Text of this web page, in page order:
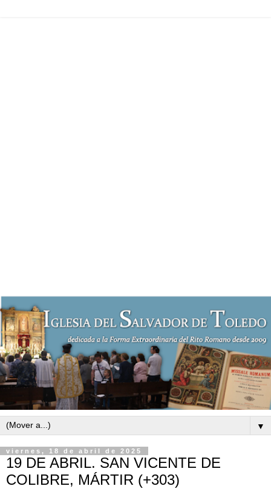
▼
viernes, 18 de abril de 2025
19 DE ABRIL. SAN VICENTE DE
COLIBRE, MÁRTIR (+303)